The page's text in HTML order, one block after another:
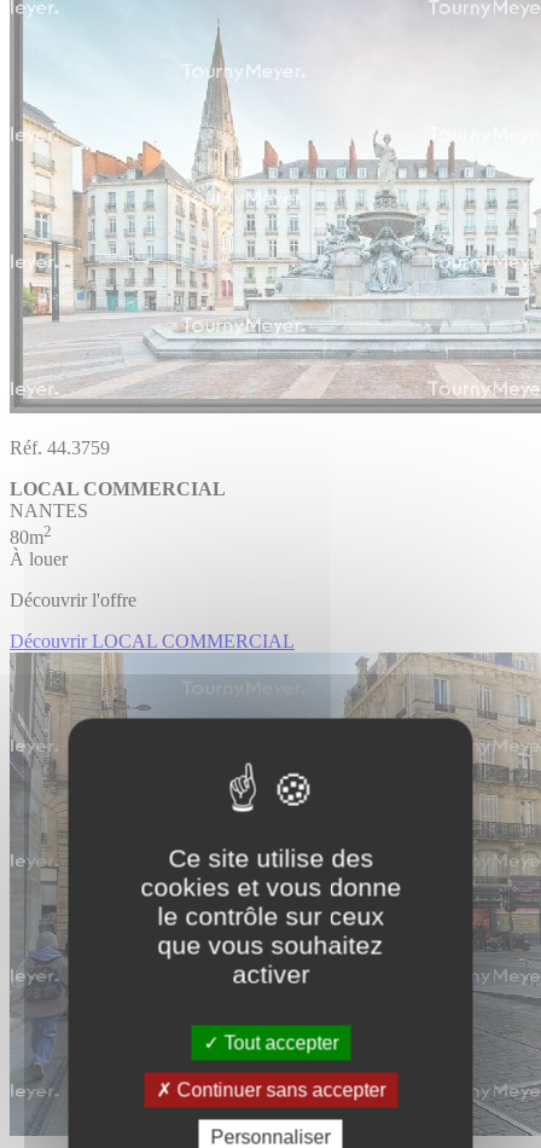
Ce site utilise des
cookies et vous donne
le contrôle sur ceux
que vous souhaitez
activer
Tout accepter
Continuer sans accepter
Personnaliser
Réf. 44.3759
LOCAL COMMERCIAL
NANTES
80m2
À louer
Découvrir l'offre
Découvrir LOCAL COMMERCIAL